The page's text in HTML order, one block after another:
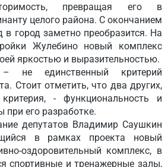
превращая его в
целого района. С окончанием
в город заметно преобразится. На
Жулебино новый комплекс
яркостью и выразительностью.
не единственный критерий
Стоит отметить, что два других,
- функциональность и
при его разработке.
депутатов Владимир Саушкин
в рамках проекта новый
оздоровительный комплекс, в
спортивные и тренажерные залы,